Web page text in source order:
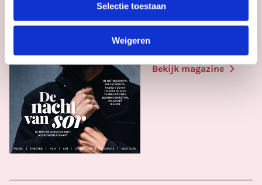
Selectie toestaan
Weigeren
UITagenda
Utrecht mei
Bekijk magazine